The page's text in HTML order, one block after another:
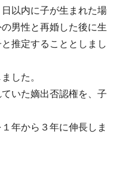
以内に子が生まれた場
男性と再婚した後に生
推定することとしまし
した。
いた嫡出否認権を、子
年から３年に伸長しま